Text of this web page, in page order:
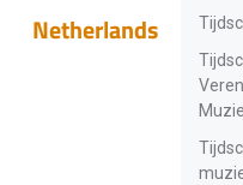
Netherlands